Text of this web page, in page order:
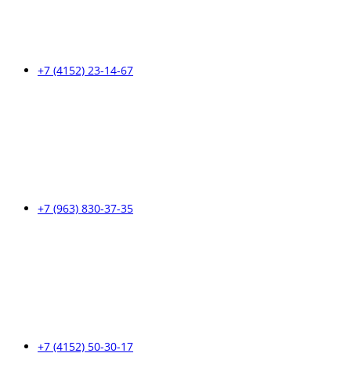
+7 (4152) 23-14-67
+7 (963) 830-37-35
+7 (4152) 50-30-17